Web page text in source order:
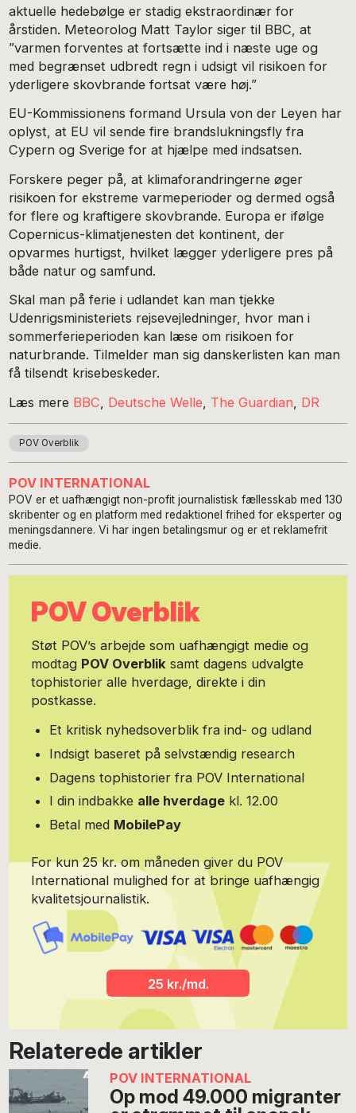
aktuelle hedebølge er stadig ekstraordinær for
årstiden. Meteorolog Matt Taylor siger til BBC, at
”varmen forventes at fortsætte ind i næste uge og
med begrænset udbredt regn i udsigt vil risikoen for
yderligere skovbrande fortsat være høj.”
EU-Kommissionens formand Ursula von der Leyen har
oplyst, at EU vil sende fire brandslukningsfly fra
Cypern og Sverige for at hjælpe med indsatsen.
Forskere peger på, at klimaforandringerne øger
risikoen for ekstreme varmeperioder og dermed også
for flere og kraftigere skovbrande. Europa er ifølge
Copernicus-klimatjenesten det kontinent, der
opvarmes hurtigst, hvilket lægger yderligere pres på
både natur og samfund.
Skal man på ferie i udlandet kan man tjekke
Udenrigsministeriets rejsevejledninger, hvor man i
sommerferieperioden kan læse om risikoen for
naturbrande. Tilmelder man sig danskerlisten kan man
få tilsendt krisebeskeder.
Læs mere BBC, Deutsche Welle, The Guardian, DR
POV Overblik
POV INTERNATIONAL
POV er et uafhængigt non-profit journalistisk fællesskab med 130
skribenter og en platform med redaktionel frihed for eksperter og
meningsdannere. Vi har ingen betalingsmur og er et reklamefrit
medie.
POV Overblik
Støt POV’s arbejde som uafhængigt medie og
modtag POV Overbliksamt dagens udvalgte
tophistorier alle hverdage, direkte i din
postkasse.
Et kritisk nyhedsoverblik fra ind- og udland
Indsigt baseret på selvstændig research
Dagens tophistorier fra POV International
I din indbakke alle hverdage kl. 12.00
Betal med MobilePay
For kun 25 kr. om måneden giver du POV
International mulighed for at bringe uafhængig
kvalitetsjournalistik.
25 kr./md.
Relaterede artikler
POV INTERNATIONAL
Op mod 49.000 migranter